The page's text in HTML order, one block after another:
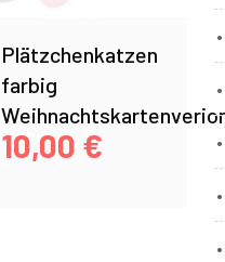
Plätzchenkatzen
farbig
10,00 €